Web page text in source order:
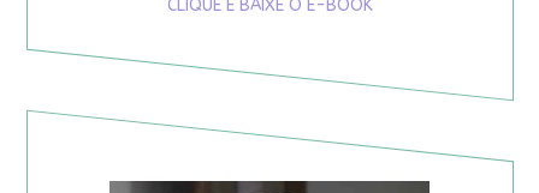
CLIQUE E BAIXE O E-BOOK